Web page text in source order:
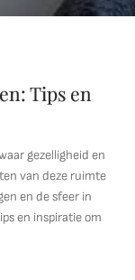
Tips en
gezelligheid en
van deze ruimte
en de sfeer in
en inspiratie om